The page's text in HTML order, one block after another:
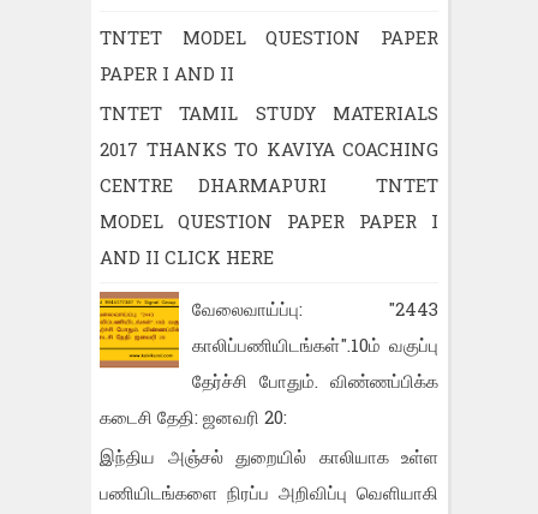
TNTET MODEL QUESTION PAPER
PAPER I AND II
TNTET TAMIL STUDY MATERIALS
2017 THANKS TO KAVIYA COACHING
CENTRE DHARMAPURI TNTET
MODEL QUESTION PAPER PAPER I
AND II CLICK HERE
வேலைவாய்ப்பு: "2443
காலிப்பணியிடங்கள்".10ம் வகுப்பு
தேர்ச்சி போதும். விண்ணப்பிக்க
கடைசி தேதி: ஜனவரி 20:
இந்திய அஞ்சல் துறையில் காலியாக உள்ள
பணியிடங்களை நிரப்ப அறிவிப்பு வெளியாகி